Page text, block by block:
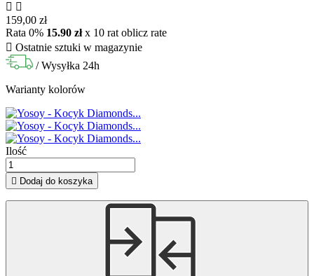
 
159,00 zł
Rata 0% 15.90 złx 10 rat oblicz rate
 Ostatnie sztuki w magazynie
/ Wysyłka 24h
Warianty kolorów
Ilość
 Dodaj do koszyka